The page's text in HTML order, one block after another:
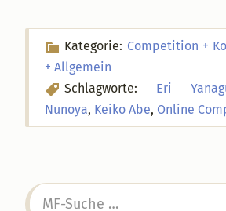
Kategorie: Competition +
+ Allgemein
Schlagworte: Eri
Nunoya, Keiko Abe, Online
Seitenspalte
MF-